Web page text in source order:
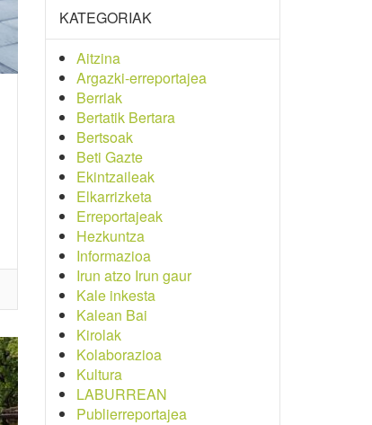
KATEGORIAK
Aitzina
Argazki-erreportajea
Berriak
Bertatik Bertara
Bertsoak
Beti Gazte
Ekintzaileak
Elkarrizketa
Erreportajeak
Hezkuntza
Informazioa
Irun atzo Irun gaur
Kale inkesta
Kalean Bai
Kirolak
Kolaborazioa
Kultura
LABURREAN
Publierreportajea